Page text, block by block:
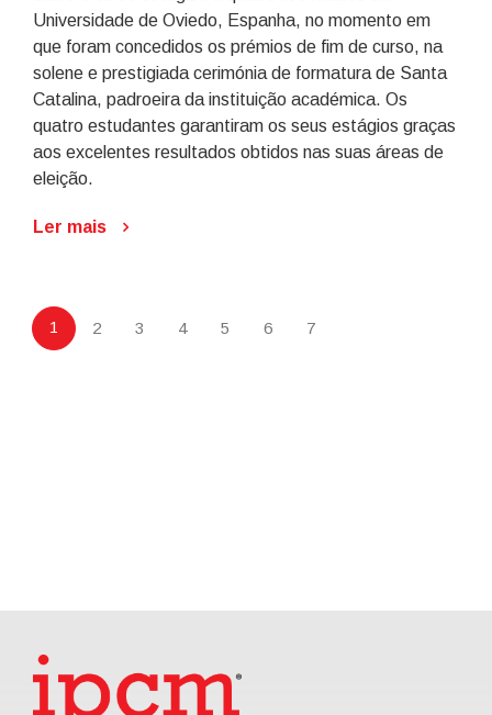
Universidade de Oviedo, Espanha, no momento em
que foram concedidos os prémios de fim de curso, na
solene e prestigiada cerimónia de formatura de Santa
Catalina, padroeira da instituição académica. Os
quatro estudantes garantiram os seus estágios graças
aos excelentes resultados obtidos nas suas áreas de
eleição.
Ler mais
1 2 3 4 5 6 7